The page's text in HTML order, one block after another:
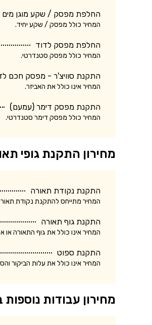
החלפת מפסק / שקע מוגן מים
המחיר כולל מפסק / שקע יחיד.
החלפת מפסק לדוד
המחיר כולל מפסק סטנדרטי.
התקנת סוויצ'ר - מפסק חכם
המחיר אינו כולל את האביזר.
התקנת מפסק דימר (עמעם)
המחיר כולל מפסק דימר סטנדרטי.
מחירון התקנת גופי
התקנת נקודת תאורה
המחיר מתייחס להתקנת נקודת תאורה
התקנת גוף תאורה
המחיר אינו כולל את גוף התאורה
התקנת ספוט
המחיר אינו כולל את עלות הביקור
מחירון עבודות